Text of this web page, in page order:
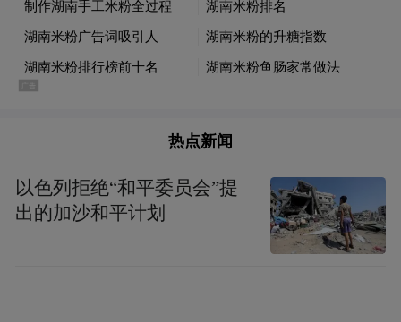
淘出美好生活。
热点新闻
以色列拒绝“和平委员会”提
出的加沙和平计划